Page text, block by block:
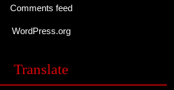
Comments feed
WordPress.org
Translate